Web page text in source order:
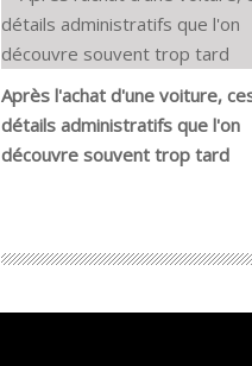
Après l'achat d'une voiture,
détails administratifs que l'on
découvre souvent trop tard